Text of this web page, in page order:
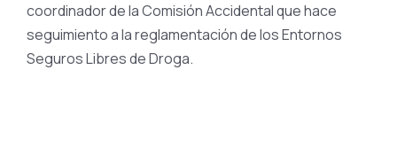
coordinador de la Comisión Accidental que hace
seguimiento a la reglamentación de los Entornos
Seguros Libres de Droga.